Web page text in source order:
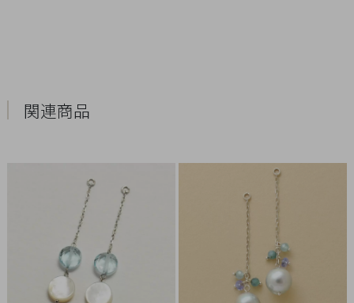
関連商品